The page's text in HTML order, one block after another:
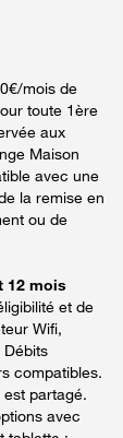
mois de
toute 1ère
aux
Maison
avec une
la remise en
ou de
12 mois
et de
Wifi,
compatibles.
est partagé.
avec